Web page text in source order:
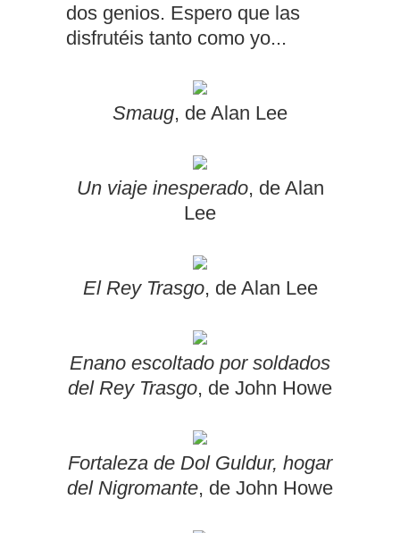
dos genios. Espero que las
disfrutéis tanto como yo...
Smaug, de Alan Lee
Un viaje inesperado, de Alan
Lee
El Rey Trasgo, de Alan Lee
Enano escoltado por soldados
del Rey Trasgo, de John Howe
Fortaleza de Dol Guldur, hogar
del Nigromante, de John Howe